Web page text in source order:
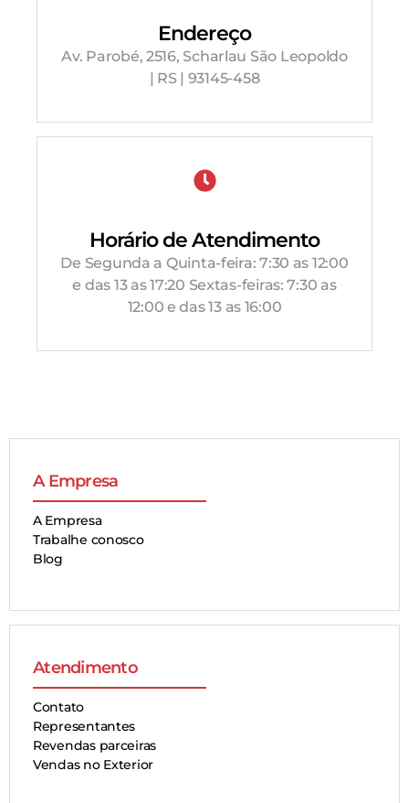
Endereço
Av. Parobé, 2516, Scharlau São Leopoldo
| RS | 93145-458
Horário de Atendimento
De Segunda a Quinta-feira: 7:30 as 12:00
e das 13 as 17:20 Sextas-feiras: 7:30 as
12:00 e das 13 as 16:00
A Empresa
A Empresa
Trabalhe conosco
Blog
Atendimento
Contato
Representantes
Revendas parceiras
Vendas no Exterior